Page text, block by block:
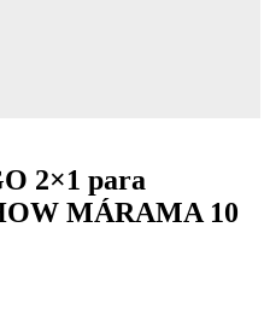
2×1 para
MÁRAMA 10